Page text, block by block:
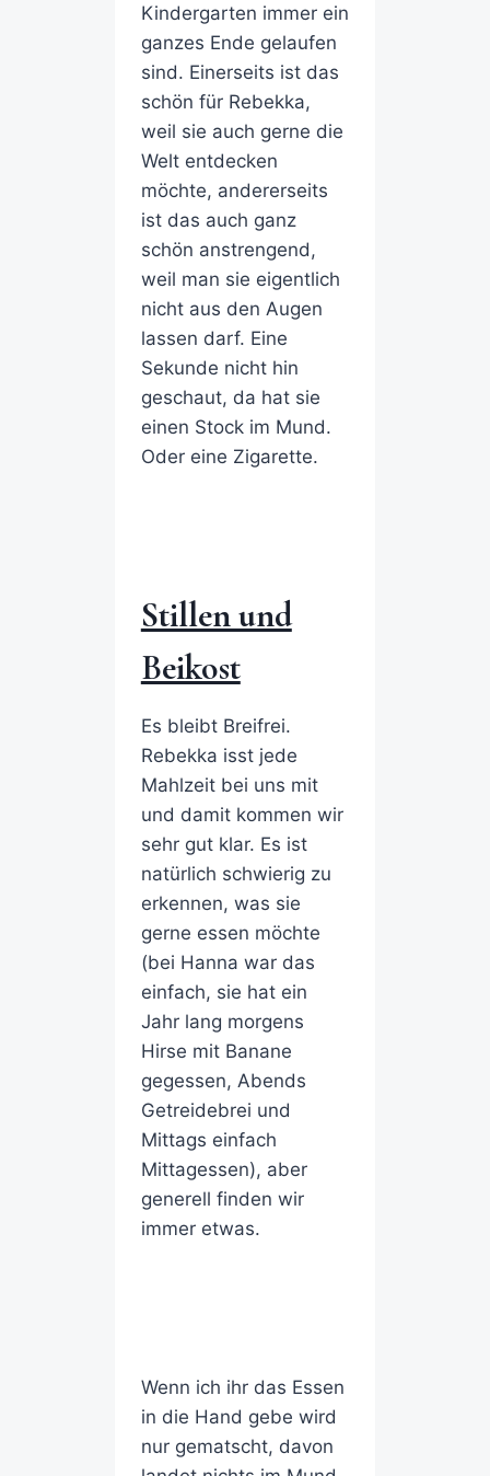
Kindergarten immer ein
ganzes Ende gelaufen
sind. Einerseits ist das
schön für Rebekka,
weil sie auch gerne die
Welt entdecken
möchte, andererseits
ist das auch ganz
schön anstrengend,
weil man sie eigentlich
nicht aus den Augen
lassen darf. Eine
Sekunde nicht hin
geschaut, da hat sie
einen Stock im Mund.
Oder eine Zigarette.
Stillen und
Beikost
Es bleibt Breifrei.
Rebekka isst jede
Mahlzeit bei uns mit
und damit kommen wir
sehr gut klar. Es ist
natürlich schwierig zu
erkennen, was sie
gerne essen möchte
(bei Hanna war das
einfach, sie hat ein
Jahr lang morgens
Hirse mit Banane
gegessen, Abends
Getreidebrei und
Mittags einfach
Mittagessen), aber
generell finden wir
immer etwas.
Wenn ich ihr das Essen
in die Hand gebe wird
nur gematscht, davon